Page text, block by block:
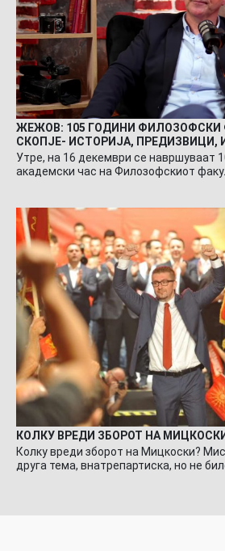
ЖЕЖОВ: 105 ГОДИНИ ФИЛОЗОФСКИ
СКОПЈЕ- ИСТОРИЈА, ПРЕДИЗВИЦИ,
Утре, на 16 декември се навршуваат
академски час на Филозофскиот
КОЛКУ ВРЕДИ ЗБОРОТ НА
Колку вреди зборот на Мицкоски?
друга тема, внатрепартиска, но не